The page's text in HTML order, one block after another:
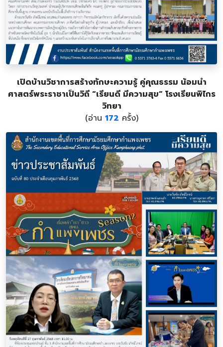
เปิดบ้านวิชาการสร้างทักษะความรู้ คู่คุณธรรม น้อมนำ
ศาสตร์พระราชาเป็นวิถี “เรียนดี มีความสุข” โรงเรียนพิไกร
วิทยา
(อ่าน 172 ครั้ง)